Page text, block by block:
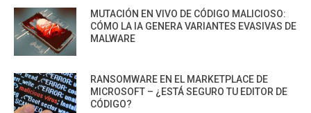
MUTACIÓN EN VIVO DE CÓDIGO MALICIOSO:
CÓMO LA IA GENERA VARIANTES EVASIVAS DE
MALWARE
RANSOMWARE EN EL MARKETPLACE DE
MICROSOFT – ¿ESTÁ SEGURO TU EDITOR DE
CÓDIGO?